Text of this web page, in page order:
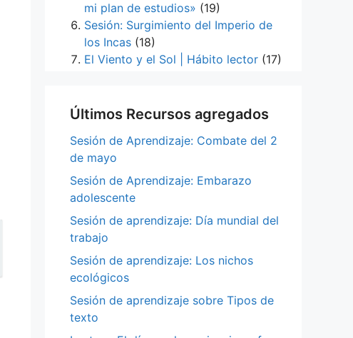
mi plan de estudios» (19)
Sesión: Surgimiento del Imperio de
los Incas (18)
El Viento y el Sol | Hábito lector (17)
Últimos Recursos agregados
Sesión de Aprendizaje: Combate del 2
de mayo
Sesión de Aprendizaje: Embarazo
adolescente
Sesión de aprendizaje: Día mundial del
trabajo
Sesión de aprendizaje: Los nichos
ecológicos
Sesión de aprendizaje sobre Tipos de
texto